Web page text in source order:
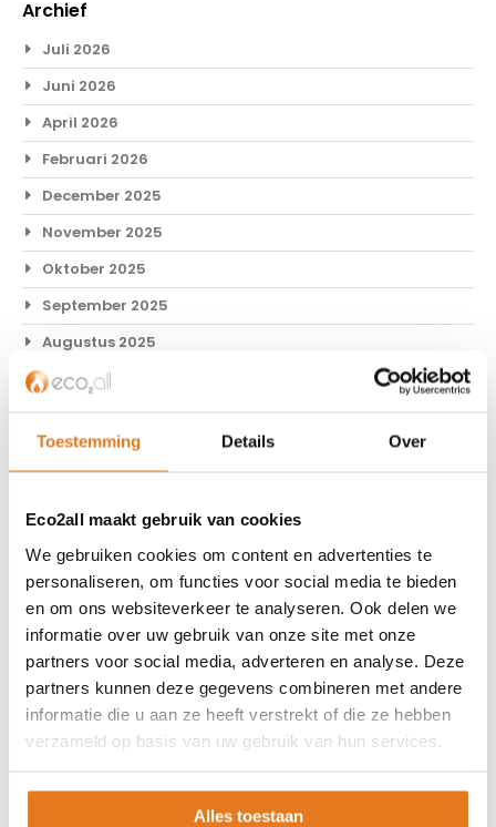
Toestemming Details Over
Eco2all maakt gebruik van cookies
We gebruiken cookies om content en advertenties te
personaliseren, om functies voor social media te bieden
en om ons websiteverkeer te analyseren. Ook delen we
informatie over uw gebruik van onze site met onze
partners voor social media, adverteren en analyse. Deze
partners kunnen deze gegevens combineren met andere
informatie die u aan ze heeft verstrekt of die ze hebben
verzameld op basis van uw gebruik van hun services.
Alles toestaan
Archief
Juli 2026
Juni 2026
April 2026
Februari 2026
December 2025
November 2025
Oktober 2025
September 2025
Augustus 2025
Juli 2025
Mei 2025
Februari 2025
December 2024
November 2024
Oktober 2024
September 2024
Augustus 2024
Juli 2024